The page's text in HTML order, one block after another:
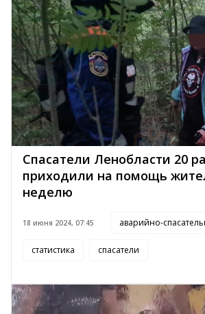
Спасатели Ленобласти 20
приходили на помощь
неделю
18 июня 2024, 07:45 аварийно-
статистика спасатели